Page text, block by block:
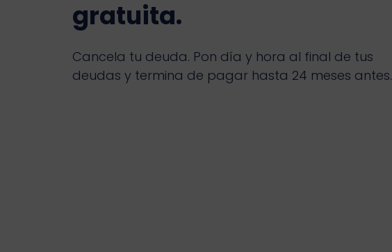
gratuita.
Cancela tu deuda. Pon día y hora al final de tus
deudas y termina de pagar hasta 24 meses antes.